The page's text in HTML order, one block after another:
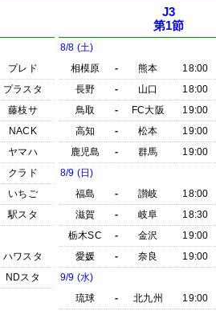
プレド
プラスタ
藤枝サ
NACK
ヤマハ
クラド
いちご
駅スタ
ハワスタ
NDスタ
J3
第1節
8/8 (土)
相模原
- 熊本 18:00
長野
- 山口 18:00
鳥取
- FC大阪 19:00
高知
- 松本 19:00
鹿児島
- 群馬 19:00
8/9 (日)
福島
- 讃岐 18:00
滋賀
- 岐阜 18:30
栃木SC
- 金沢 19:00
愛媛
- 奈良 19:00
9/9 (水)
琉球
- 北九州 19:00